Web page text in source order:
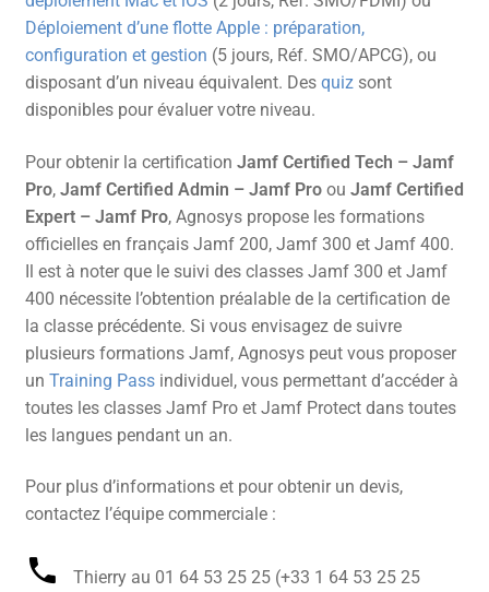
Déploiement d’une flotte Apple : préparation,
configuration et gestion (5 jours, Réf. SMO/APCG), ou
disposant d’un niveau équivalent. Des quizsont
disponibles pour évaluer votre niveau.
Pour obtenir la certification Jamf Certified Tech – Jamf
Pro, Jamf Certified Admin – Jamf Proou Jamf Certified
Expert – Jamf Pro, Agnosys propose les formations
officielles en français Jamf 200, Jamf 300 et Jamf 400.
Il est à noter que le suivi des classes Jamf 300 et Jamf
400 nécessite l’obtention préalable de la certification de
la classe précédente. Si vous envisagez de suivre
plusieurs formations Jamf, Agnosys peut vous proposer
un Training Passindividuel, vous permettant d’accéder à
toutes les classes Jamf Pro et Jamf Protect dans toutes
les langues pendant un an.
Pour plus d’informations et pour obtenir un devis,
contactez l’équipe commerciale :
Thierry au 01 64 53 25 25 (+33 1 64 53 25 25